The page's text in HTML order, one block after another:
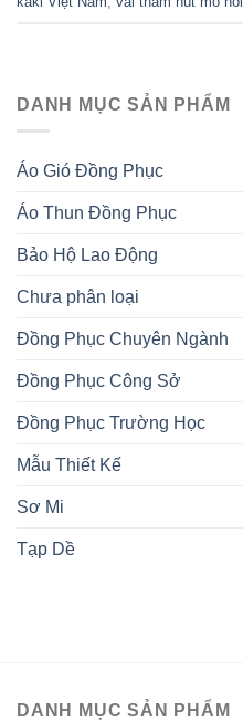
DANH MỤC SẢN PHẨM
Áo Gió Đồng Phục
Áo Thun Đồng Phục
Bảo Hộ Lao Động
Chưa phân loại
Đồng Phục Chuyên Ngành
Đồng Phục Công Sở
Đồng Phục Trường Học
Mẫu Thiết Kế
Sơ Mi
Tạp Dề
DANH MỤC SẢN PHẨM